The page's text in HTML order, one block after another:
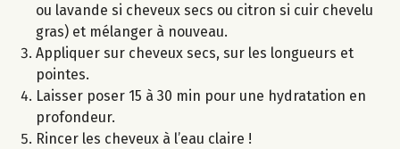
ou lavande si cheveux secs ou citron si cuir chevelu
gras) et mélanger à nouveau.
Appliquer sur cheveux secs, sur les longueurs et
pointes.
Laisser poser 15 à 30 min pour une hydratation en
profondeur.
Rincer les cheveux à l’eau claire !